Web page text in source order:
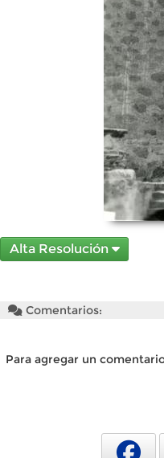
Alta Resolución
Comentarios:
Para agregar un